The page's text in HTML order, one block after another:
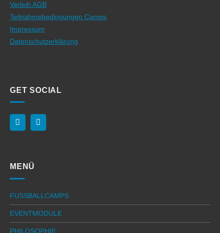
Verleih AGB
Teilnahmebedingungen Camps
Impressum
Datenschutzerklärung
GET SOCIAL
MENÜ
FUSSBALLCAMPS
EVENTMODULE
PHILOSOPHIE